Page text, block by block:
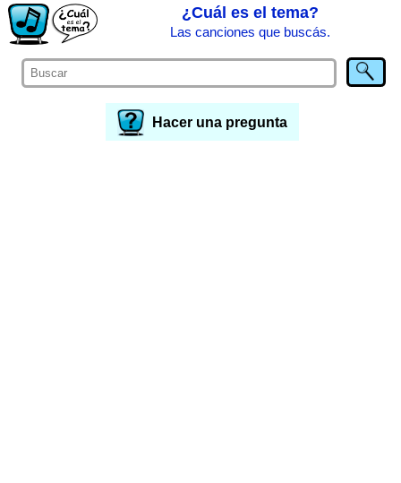
¿Cuál es el tema?
Las canciones que buscás.
Hacer una pregunta